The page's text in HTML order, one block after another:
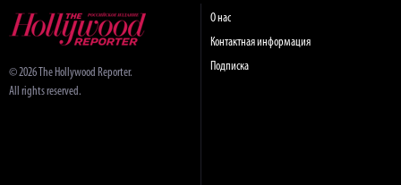
© 2026 The Hollywood Reporter.
All rights reserved.
О нас
Контактная информация
Подписка